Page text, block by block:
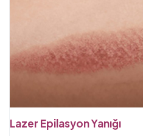
Lazer Epilasyon Yanığı